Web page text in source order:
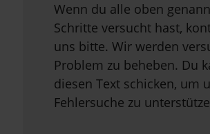
Wenn du alle oben
Schritte versucht hast,
uns bitte. Wir werden
Problem zu beheben. Du
diesen Text schicken, um
Fehlersuche zu